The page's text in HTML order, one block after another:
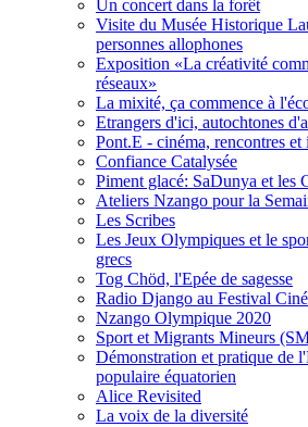
Un concert dans la forêt
Visite du Musée Historique
personnes allophones
Exposition «La créativité
réseaux»
La mixité, ça commence à
Etrangers d'ici, autochtones
Pont.E - cinéma, rencontres et
Confiance Catalysée
Piment glacé: SaDunya et les
Ateliers Nzango pour la
Les Scribes
Les Jeux Olympiques et le
grecs
Tog Chöd, l'Epée de sagesse
Radio Django au Festival
Nzango Olympique 2020
Sport et Migrants Mineurs
Démonstration et pratique de
populaire équatorien
Alice Revisited
La voix de la diversité